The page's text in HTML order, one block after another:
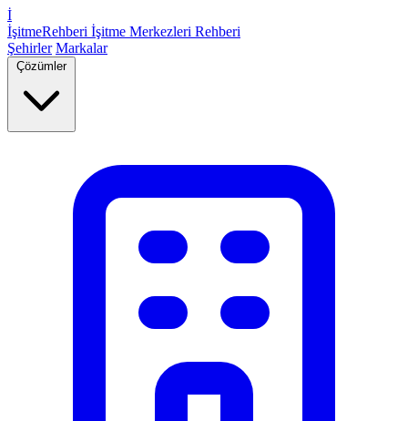
İ
İşitmeRehberi İşitme Merkezleri Rehberi
Şehirler Markalar
Çözümler